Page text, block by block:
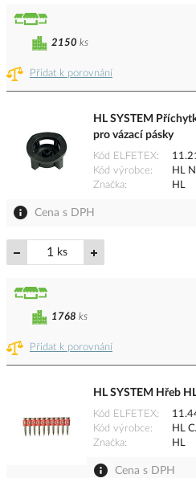
Přidat k porovnání
2150 ks
HL SYSTEM
pro vázací pásky
Kód ELFETEX
Kód výrobce
HL
Značka
HL
Cena s DPH
ks
Přidat k porovnání
1768 ks
HL SYSTEM Hřeb
Kód ELFETEX
Kód výrobce
HL
Značka
HL
Cena s DPH